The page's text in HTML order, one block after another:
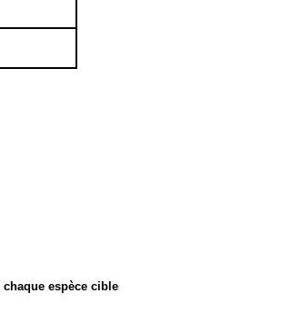
espèce cible